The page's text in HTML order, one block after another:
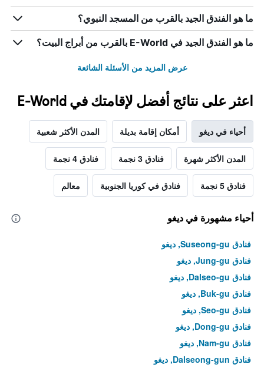
ما هو الفندق الجيد بالقرب من المسجد النبوي؟
ما هو الفندق الجيد في E-World بالقرب من أبراج البيت؟
عرض المزيد من الأسئلة الشائعة
اعثر على نتائج أفضل لإقامتك في E-World
أحياء في ديغو أمكان إقامة بديلة المدن الأكثر شعبية
المدن الأكثر شهرة فنادق 3 نجمة فنادق 4 نجمة
فنادق 5 نجمة فنادق في كوريا الجنوبية معالم
أحياء مشهورة في ديغو
فنادق Suseong-gu, ديغو
فنادق Jung-gu, ديغو
فنادق Dalseo-gu, ديغو
فنادق Buk-gu, ديغو
فنادق Seo-gu, ديغو
فنادق Dong-gu, ديغو
فنادق Nam-gu, ديغو
فنادق Dalseong-gun, ديغو